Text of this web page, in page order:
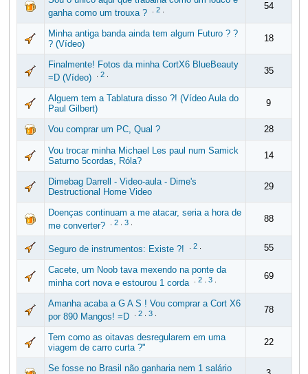
ganha como um trouxa ?
2. 54
Minha antiga banda ainda tem algum Futuro ? ?
? (Vídeo)
18
Finalmente! Fotos da minha CortX6 BlueBeauty
=D (Vídeo)
2. 35
Alguem tem a Tablatura disso ?! (Vídeo Aula do
Paul Gilbert)
9
Vou comprar um PC, Qual ? 28
Vou trocar minha Michael Les paul num Samick
Saturno 5cordas, Róla?
14
Dimebag Darrell - Video-aula - Dime's
Destructional Home Video
29
Doenças continuam a me atacar, seria a hora de
me converter?
2. 3. 88
Seguro de instrumentos: Existe ?! 2. 55
Cacete, um Noob tava mexendo na ponte da
minha cort nova e estourou 1 corda
2. 3. 69
Amanha acaba a G A S ! Vou comprar a Cort X6
por 890 Mangos! =D
2. 3. 78
Tem como as oitavas desregularem em uma
viagem de carro curta ?"
22
Se fosse no Brasil não ganharia nem 1 salário